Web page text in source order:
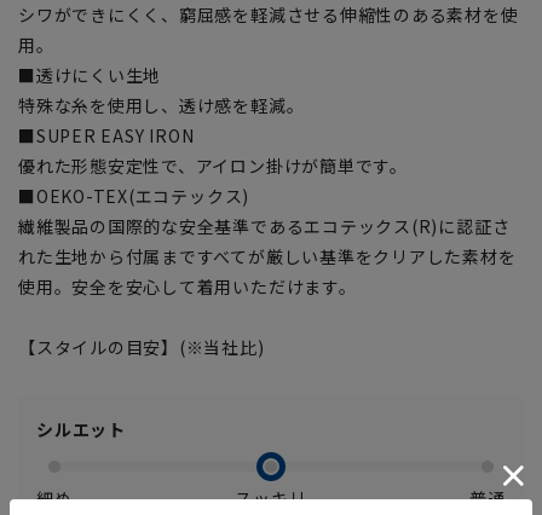
シワができにくく、窮屈感を軽減させる伸縮性のある素材を使
用。
■透けにくい生地
特殊な糸を使用し、透け感を軽減。
■SUPER EASY IRON
優れた形態安定性で、アイロン掛けが簡単です。
■OEKO-TEX(エコテックス)
繊維製品の国際的な安全基準であるエコテックス(R)に認証さ
れた生地から付属まですべてが厳しい基準をクリアした素材を
使用。安全を安心して着用いただけます。
【スタイルの目安】(※当社比)
シルエット
細め スッキリ 普通